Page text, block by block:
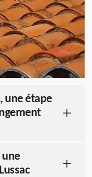
une étape